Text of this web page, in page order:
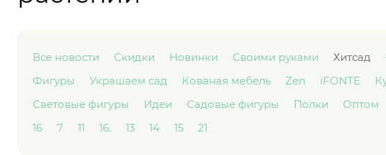
Все новости Скидки Новинки Своими руками Хитсад
Фигуры
Украшаем сад Кованая мебель Zen iFONTE
Световые фигуры
Идеи Садовые фигуры Полки Оптом
16
7 11 16. 13 14 15 21